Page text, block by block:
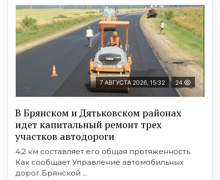
7 АВГУСТА 2026, 15:32 24
В Брянском и Дятьковском районах
идет капитальный ремонт трех
участков автодороги
4,2 км составляет его общая протяженность.
Как сообщает Управление автомобильных
дорог Брянской ...